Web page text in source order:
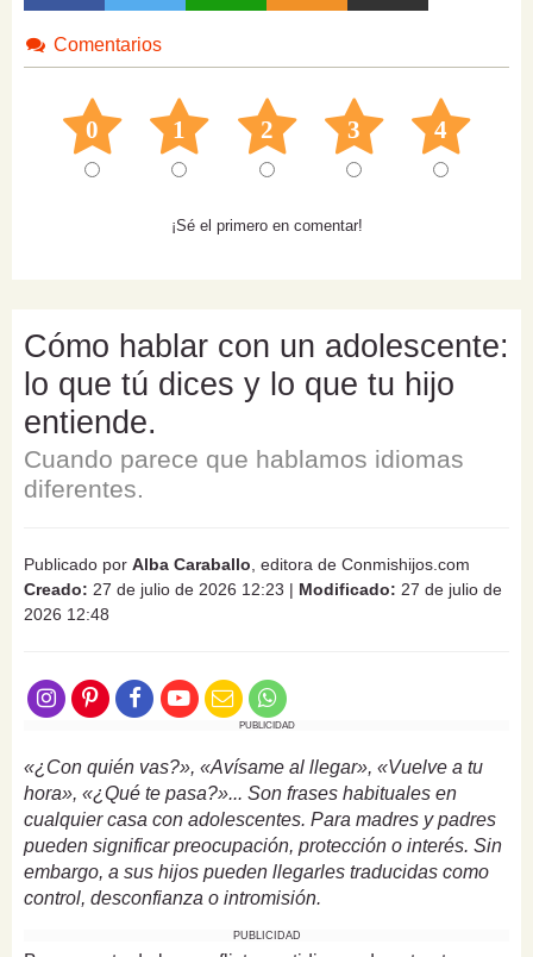
Comentarios
0 1 2 3 4
¡Sé el primero en comentar!
Cómo hablar con un adolescente:
lo que tú dices y lo que tu hijo
entiende.
Cuando parece que hablamos idiomas
diferentes.
Publicado por Alba Caraballo , editora de Conmishijos.com
Creado: 27 de julio de 2026 12:23 | Modificado: 27 de julio de
2026 12:48
PUBLICIDAD
«¿Con quién vas?», «Avísame al llegar», «Vuelve a tu
hora», «¿Qué te pasa?»... Son frases habituales en
cualquier casa con adolescentes. Para madres y padres
pueden significar preocupación, protección o interés. Sin
embargo, a sus hijos pueden llegarles traducidas como
control, desconfianza o intromisión.
PUBLICIDAD